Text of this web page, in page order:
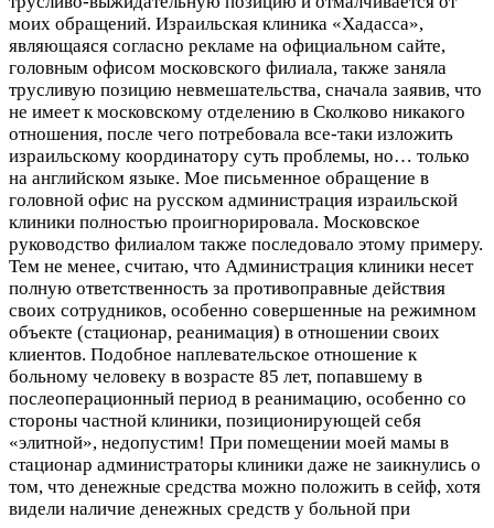
моих обращений. Израильская клиника «Хадасса»,
являющаяся согласно рекламе на официальном сайте,
головным офисом московского филиала, также заняла
трусливую позицию невмешательства, сначала заявив, что
не имеет к московскому отделению в Сколково никакого
отношения, после чего потребовала все-таки изложить
израильскому координатору суть проблемы, но… только
на английском языке. Мое письменное обращение в
головной офис на русском администрация израильской
клиники полностью проигнорировала. Московское
руководство филиалом также последовало этому примеру.
Тем не менее, считаю, что Администрация клиники несет
полную ответственность за противоправные действия
своих сотрудников, особенно совершенные на режимном
объекте (стационар, реанимация) в отношении своих
клиентов. Подобное наплевательское отношение к
больному человеку в возрасте 85 лет, попавшему в
послеоперационный период в реанимацию, особенно со
стороны частной клиники, позиционирующей себя
«элитной», недопустим! При помещении моей мамы в
стационар администраторы клиники даже не заикнулись о
том, что денежные средства можно положить в сейф, хотя
видели наличие денежных средств у больной при